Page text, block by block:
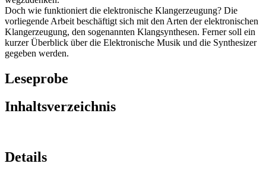
Doch wie funktioniert die elektronische Klangerzeugung? Die
vorliegende Arbeit beschäftigt sich mit den Arten der elektronischen
Klangerzeugung, den sogenannten Klangsynthesen. Ferner soll ein
kurzer Überblick über die Elektronische Musik und die Synthesizer
gegeben werden.
Leseprobe
Inhaltsverzeichnis
Details